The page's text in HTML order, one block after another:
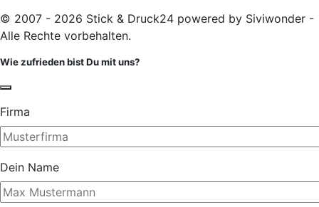
© 2007 - 2026 Stick & Druck24 powered by Siviwonder -
Alle Rechte vorbehalten.
Wie zufrieden bist Du mit uns?
Firma
Dein Name